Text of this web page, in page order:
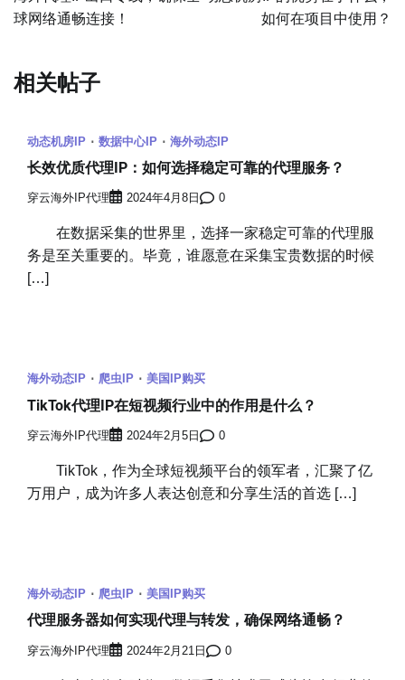
导
球网络通畅连接！
如何在项目中使用？
相关帖子
动态机房IP 数据中心IP 海外动态IP
长效优质代理IP：如何选择稳定可靠的代理服务？
穿云海外IP代理 2024年4月8日 0
在数据采集的世界里，选择一家稳定可靠的代理服
务是至关重要的。毕竟，谁愿意在采集宝贵数据的时候
[…]
海外动态IP 爬虫IP 美国IP购买
TikTok代理IP在短视频行业中的作用是什么？
穿云海外IP代理 2024年2月5日 0
TikTok，作为全球短视频平台的领军者，汇聚了亿
万用户，成为许多人表达创意和分享生活的首选 […]
海外动态IP 爬虫IP 美国IP购买
代理服务器如何实现代理与转发，确保网络通畅？
穿云海外IP代理 2024年2月21日 0